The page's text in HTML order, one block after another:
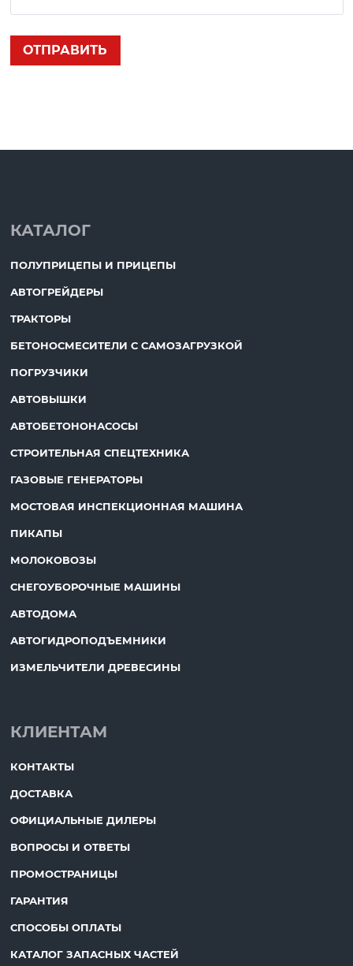
КАТАЛОГ
ПОЛУПРИЦЕПЫ И ПРИЦЕПЫ
АВТОГРЕЙДЕРЫ
ТРАКТОРЫ
БЕТОНОСМЕСИТЕЛИ С САМОЗАГРУЗКОЙ
ПОГРУЗЧИКИ
АВТОВЫШКИ
АВТОБЕТОНОНАСОСЫ
СТРОИТЕЛЬНАЯ СПЕЦТЕХНИКА
ГАЗОВЫЕ ГЕНЕРАТОРЫ
МОСТОВАЯ ИНСПЕКЦИОННАЯ МАШИНА
ПИКАПЫ
МОЛОКОВОЗЫ
СНЕГОУБОРОЧНЫЕ МАШИНЫ
АВТОДОМА
АВТОГИДРОПОДЪЕМНИКИ
ИЗМЕЛЬЧИТЕЛИ ДРЕВЕСИНЫ
КЛИЕНТАМ
КОНТАКТЫ
ДОСТАВКА
ОФИЦИАЛЬНЫЕ ДИЛЕРЫ
ВОПРОСЫ И ОТВЕТЫ
ПРОМОСТРАНИЦЫ
ГАРАНТИЯ
СПОСОБЫ ОПЛАТЫ
КАТАЛОГ ЗАПАСНЫХ ЧАСТЕЙ